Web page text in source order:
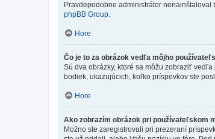
Pravdepodobne administrátor
phpBB Group.
Hore
Čo je to za obrázok vedľa môjho
Sú dva obrázky, ktoré sa môžu zobraziť
bodiek, ukazujúcich, koľko príspevkov ste
Hore
Ako zobrazím obrázok pri používateľskom
Možno ste zaregistrovali pri prezeraní